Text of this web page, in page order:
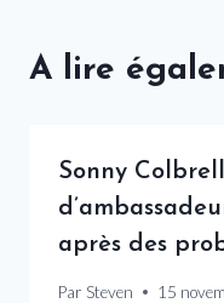
A lire
Sonny
après des
Par Steven 15